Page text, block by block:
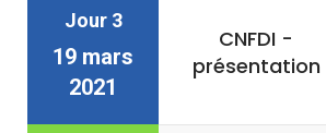
Jour 3
19 mars
2021
CNFDI -
présentation